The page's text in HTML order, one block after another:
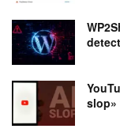
slop»